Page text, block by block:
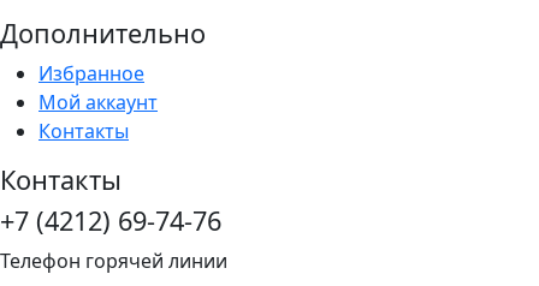
Дополнительно
Избранное
Мой аккаунт
Контакты
Контакты
+7 (4212) 69-74-76
Телефон горячей линии